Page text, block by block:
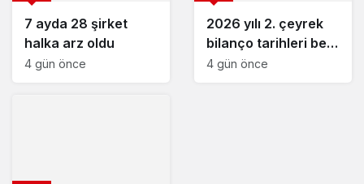
7 ayda 28 şirket
halka arz oldu
4 gün önce
2026 yılı 2. çeyrek
bilanço tarihleri belli
olan şirketler
4 gün önce